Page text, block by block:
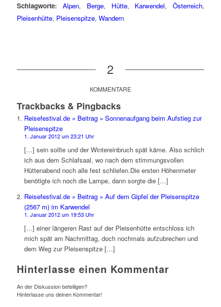
Schlagworte: Alpen, Berge, Hütte, Karwendel,Österreich,
Pleisenhütte, Pleisenspitze, Wandern
2
KOMMENTARE
Trackbacks & Pingbacks
Reisefestival.de » Beitrag » Sonnenaufgang beim Aufstieg zur
Pleisenspitze
1. Januar 2012 um 23:21 Uhr
[…] sein sollte und der Wintereinbruch spät käme. Also schlich
ich aus dem Schlafsaal, wo nach dem stimmungsvollen
Hüttenabend noch alle fest schliefen.Die ersten Höhenmeter
benötigte ich noch die Lampe, dann sorgte die […]
Reisefestival.de » Beitrag » Auf dem Gipfel der Pleisenspitze
(2567 m) im Karwendel
1. Januar 2012 um 19:53 Uhr
[…] einer längeren Rast auf der Pleisenhütte entschloss ich
mich spät am Nachmittag, doch nochmals aufzubrechen und
dem Weg zur Pleisenspitze […]
Hinterlasse einen Kommentar
An der Diskussion beteiligen?
Hinterlasse uns deinen Kommentar!